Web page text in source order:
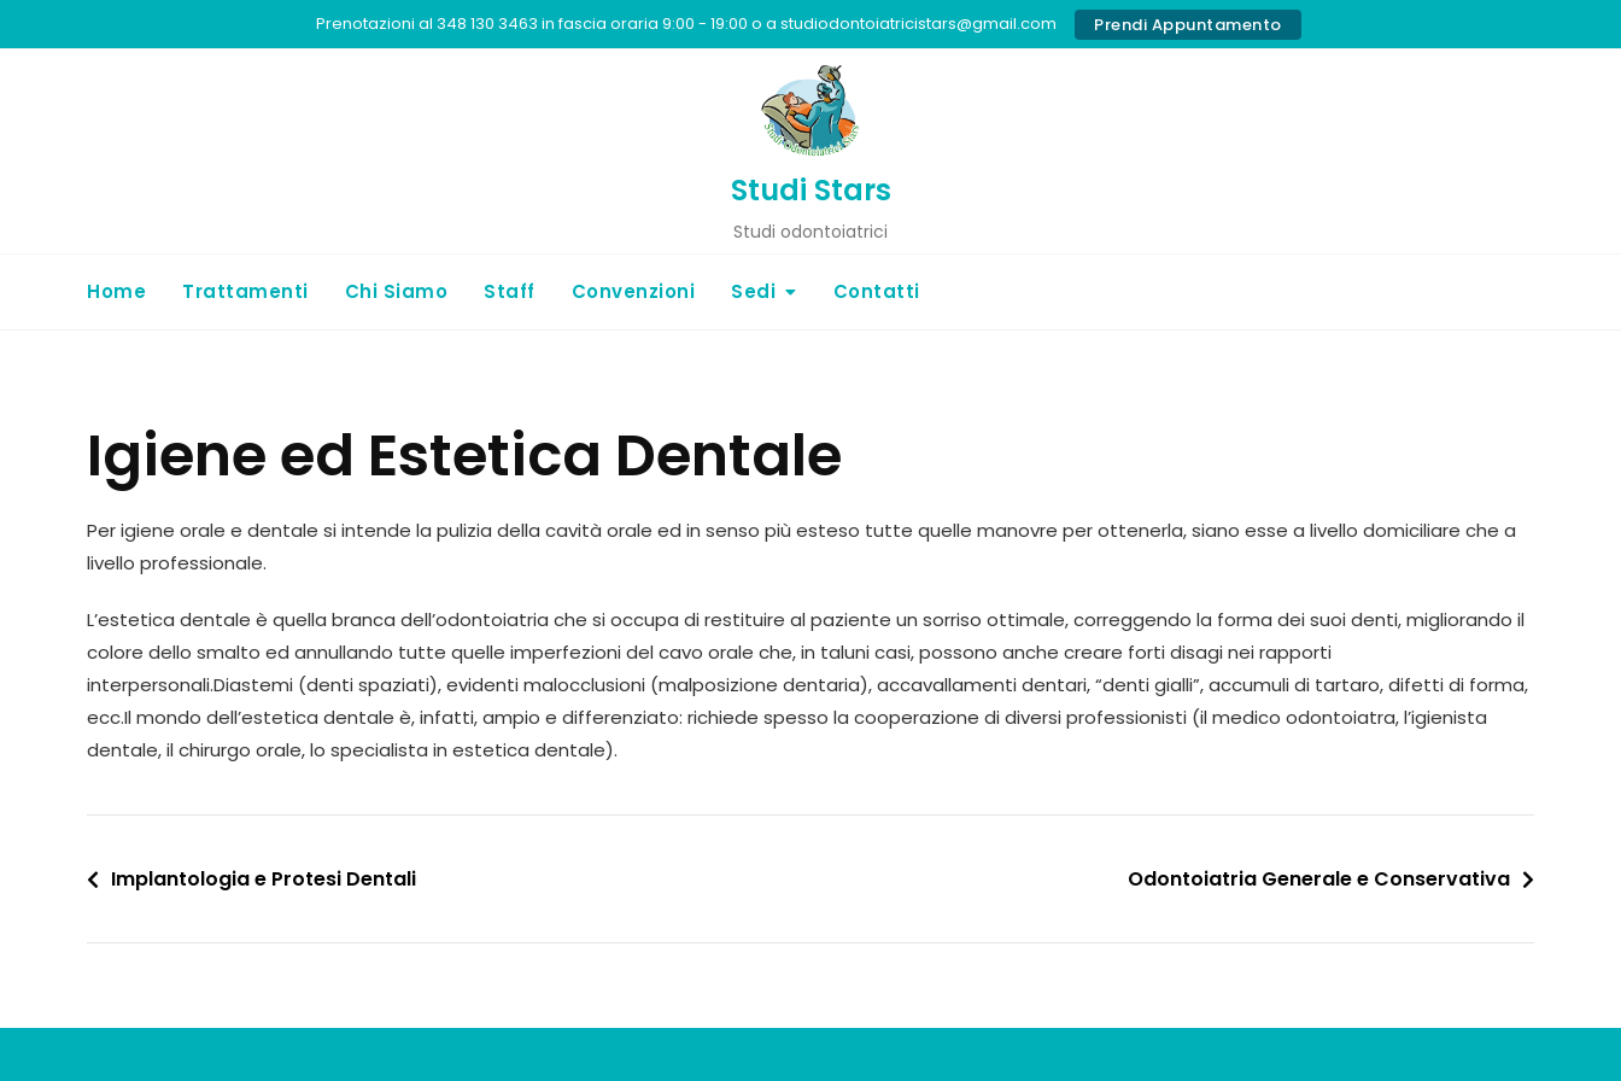
Prenotazioni al 348 130 3463 in fascia oraria 9:00 - 19:00 o a studiodontoiatricistars@gmail.com Prendi Appuntamento
Studi Stars
Studi odontoiatrici
Home Trattamenti Chi Siamo Staff Convenzioni Sedi Contatti
Igiene ed Estetica Dentale
Per igiene orale e dentale si intende la pulizia della cavità orale ed in senso più esteso tutte quelle manovre per ottenerla, siano esse a livello domiciliare che a
livello professionale.
L’estetica dentale è quella branca dell’odontoiatria che si occupa di restituire al paziente un sorriso ottimale, correggendo la forma dei suoi denti, migliorando il
colore dello smalto ed annullando tutte quelle imperfezioni del cavo orale che, in taluni casi, possono anche creare forti disagi nei rapporti
interpersonali.Diastemi (denti spaziati), evidenti malocclusioni (malposizione dentaria), accavallamenti dentari, “denti gialli”, accumuli di tartaro, difetti di forma,
ecc.Il mondo dell’estetica dentale è, infatti, ampio e differenziato: richiede spesso la cooperazione di diversi professionisti (il medico odontoiatra, l’igienista
dentale, il chirurgo orale, lo specialista in estetica dentale).
Implantologia e Protesi Dentali Odontoiatria Generale e Conservativa